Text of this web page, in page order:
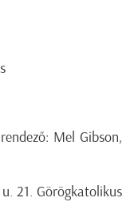
Mel Gibson,
21. Görögkatolikus